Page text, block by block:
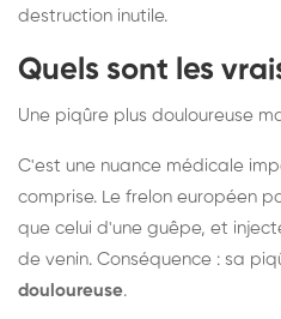
destruction inutile.
Quels sont les
Une piqûre plus douloureuse
C'est une nuance médicale
comprise. Le frelon européen
que celui d'une guêpe, et
de venin. Conséquence : sa
douloureuse.